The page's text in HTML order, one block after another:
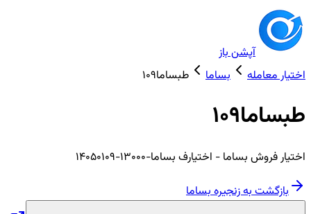
آپشن باز
اختیار معامله
بساما طبساما109
طبساما109
اختیارفروش بساما - اختیارف بساما-13000-14050109
بازگشت به زنجیرهبساما